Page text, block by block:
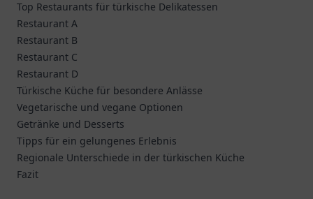
Top Restaurants für türkische Delikatessen
Restaurant A
Restaurant B
Restaurant C
Restaurant D
Türkische Küche für besondere Anlässe
Vegetarische und vegane Optionen
Getränke und Desserts
Tipps für ein gelungenes Erlebnis
Regionale Unterschiede in der türkischen Küche
Fazit